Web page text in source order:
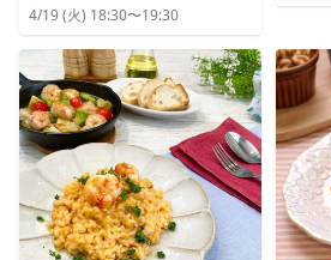
4/19 (火) 18:30〜19:30